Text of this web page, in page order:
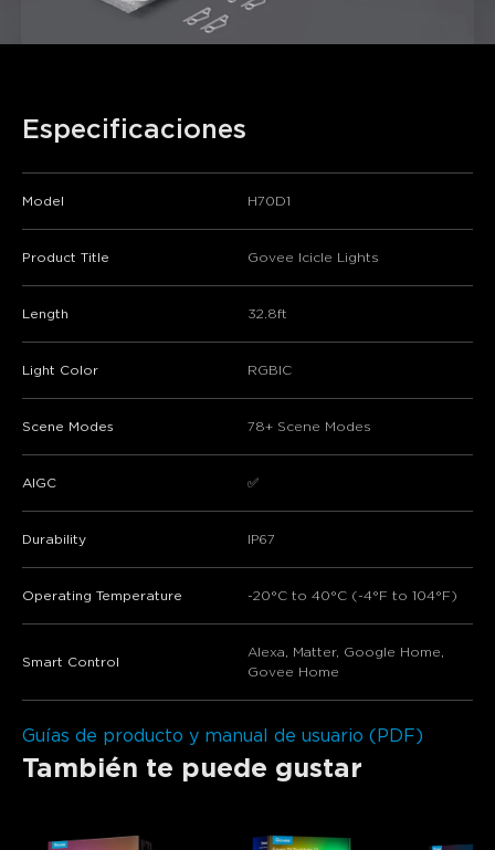
Especificaciones
Model H70D1
Product Title Govee Icicle Lights
Length 32.8ft
Light Color RGBIC
Scene Modes 78+ Scene Modes
AIGC ✅
Durability IP67
Operating Temperature -20°C to 40°C (-4°F to 104°F)
Smart Control
Alexa, Matter, Google Home,
Govee Home
Guías de producto y manual de usuario (PDF)
También te puede gustar